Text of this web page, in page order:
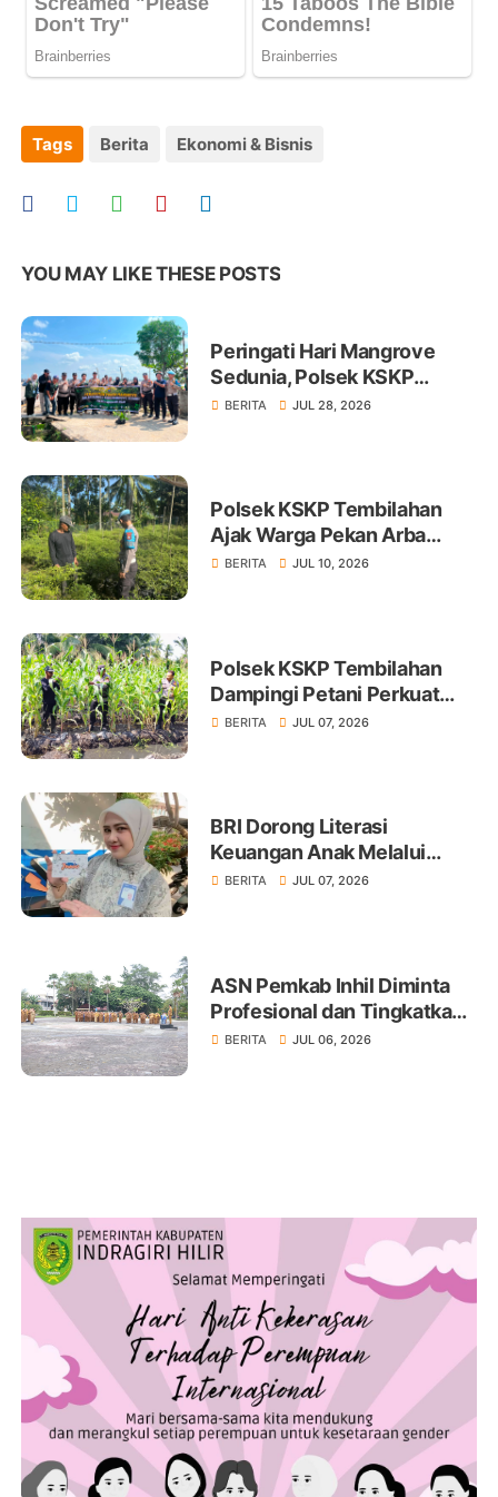
Tags Berita Ekonomi & Bisnis
YOU MAY LIKE THESE POSTS
Peringati Hari Mangrove
Sedunia, Polsek KSKP
Tembilahan Tanam 100 Bibit
BERITA JUL 28, 2026
Polsek KSKP Tembilahan
Ajak Warga Pekan Arba
Tanam Cabai Dukung
BERITA JUL 10, 2026
Polsek KSKP Tembilahan
Dampingi Petani Perkuat
Swasembada Pangan
BERITA JUL 07, 2026
BRI Dorong Literasi
Keuangan Anak Melalui
Produk BritAma Junio
BERITA JUL 07, 2026
ASN Pemkab Inhil Diminta
Profesional dan Tingkatkan
Pelayanan Publik
BERITA JUL 06, 2026